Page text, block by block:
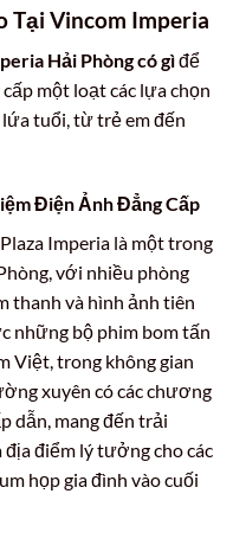
Tại Vincom Imperia
Hải Phòng có gìđể
một loạt các lựa chọn
tuổi, từ trẻ em đến
Điện Ảnh Đẳng Cấp
Imperia là một trong
với nhiều phòng
thanh và hình ảnh tiên
những bộ phim bom tấn
Việt, trong không gian
xuyên có các chương
dẫn, mang đến trải
điểm lý tưởng cho các
họp gia đình vào cuối